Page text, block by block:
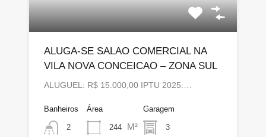
ALUGA-SE SALAO COMERCIAL NA
VILA NOVA CONCEICAO – ZONA SUL
ALUGUEL: R$ 15.000,00 IPTU 2025:…
Banheiros
2
Área
244 M²
Garagem
3